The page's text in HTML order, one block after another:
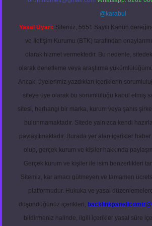
@karabul
Yasal Uyarı: Sitemiz, 5651 Sayılı Kanun
ve İletişim Kurumu (BTK) tarafından
olarak hizmet vermektedir. Bu nedenle,
olarak denetleme veya araştırma
Ancak, üyelerimiz yazdıkları içeriklerin
siteye üye olarak bu sorumluluğu kabul etmiş
sitesi, herhangi bir marka, kurum veya şahıs
bulunmamaktadır. Sitede yalnızca kendi
paylaşılmaktadır. Burada yer alan içerikler
olup, gerçek kurum ve kişiler hakkında
Gerçek kurum ve kişiler ile isim benzerlikleri
Sitemiz, kar amacı gütmeyen ve tamamen
platformudur. Hukuka ve yasal
düşündüğünüz içerikleri,
bildirmeniz halinde, ilgili içerikler yasal süre